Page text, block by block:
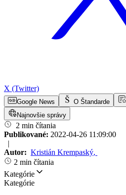
X (Twitter)
Google News O Štandarde
Najnovšie správy
2 min čítania
Publikované: 2022-04-26 11:09:00
|
Autor: Kristián Krempaský,
2 min čítania
Kategórie
Kategórie